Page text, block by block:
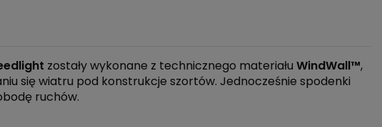
zostały wykonane z technicznego materiału WindWall™,
się wiatru pod konstrukcje szortów. Jednocześnie spodenki
ruchów.